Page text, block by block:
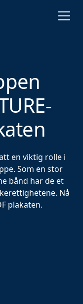
en viktig rolle i
Som en stor
bånd har de et
Nå
plakaten.